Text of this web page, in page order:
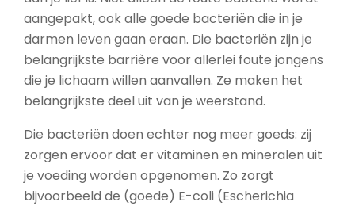
aangepakt, ook alle goede bacteriën die in je
darmen leven gaan eraan. Die bacteriën zijn je
belangrijkste barrière voor allerlei foute jongens
die je lichaam willen aanvallen. Ze maken het
belangrijkste deel uit van je weerstand.
Die bacteriën doen echter nog meer goeds: zij
zorgen ervoor dat er vitaminen en mineralen uit
je voeding worden opgenomen. Zo zorgt
bijvoorbeeld de (goede) E-coli (Escherichia